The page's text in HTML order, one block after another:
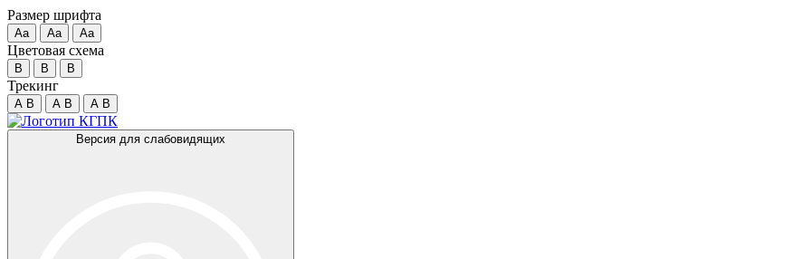
Размер шрифта
Аа Аа Аа
Цветовая схема
B B B
Трекинг
A B A B A B
Версия для слабовидящих